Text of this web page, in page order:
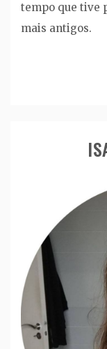
tempo que tive
mais antigos.